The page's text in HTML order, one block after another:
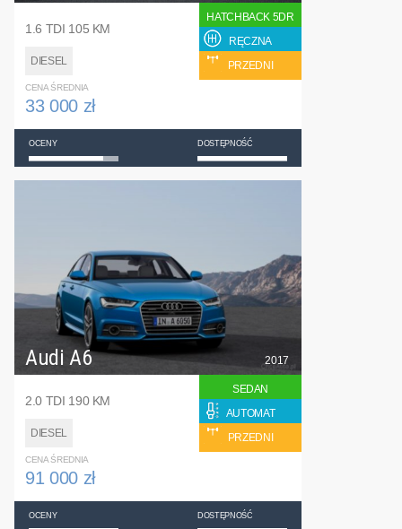
1.6 TDI 105 KM
DIESEL
HATCHBACK 5DR
RĘCZNA
PRZEDNI
CENA ŚREDNIA
33 000 zł
OCENY DOSTĘPNOŚĆ
Audi A6
2.0 TDI 190 KM
DIESEL
2017
SEDAN
AUTOMAT
PRZEDNI
CENA ŚREDNIA
91 000 zł
OCENY DOSTĘPNOŚĆ